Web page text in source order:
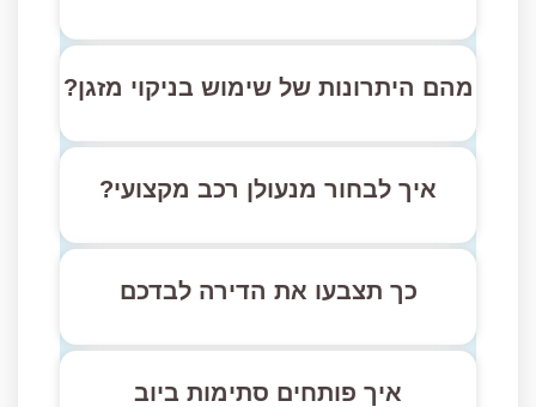
מהם היתרונות של שימוש בניקוי מזגן?
איך לבחור מנעולן רכב מקצועי?
כך תצבעו את הדירה לבדכם
איך פותחים סתימות ביוב